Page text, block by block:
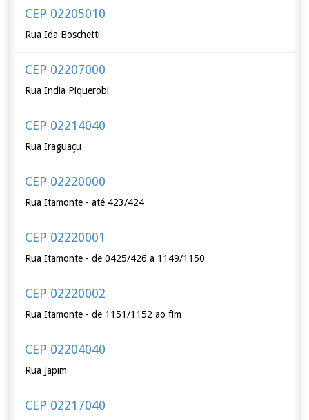
CEP 02205010
Rua Ida Boschetti
CEP 02207000
Rua India Piquerobi
CEP 02214040
Rua Iraguaçu
CEP 02220000
Rua Itamonte - até 423/424
CEP 02220001
Rua Itamonte - de 0425/426 a 1149/1150
CEP 02220002
Rua Itamonte - de 1151/1152 ao fim
CEP 02204040
Rua Japim
CEP 02217040